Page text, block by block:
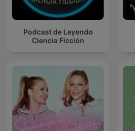
Podcast de Leyendo
Ciencia Ficción